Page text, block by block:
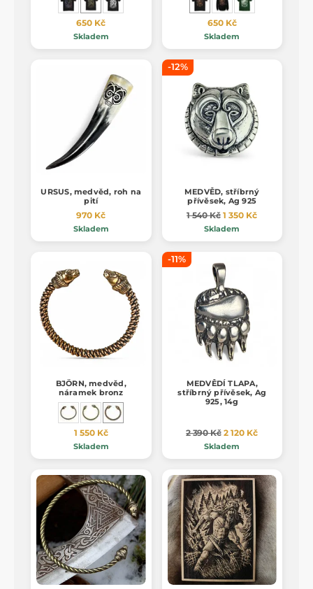
650 Kč
Skladem
650 Kč
Skladem
URSUS, medvěd, roh na
pití
970 Kč
Skladem
-12%
MEDVĚD, stříbrný
přívěsek, Ag 925
1 540 Kč 1 350 Kč
Skladem
BJÖRN, medvěd,
náramek bronz
1 550 Kč
Skladem
-11%
MEDVĚDÍ TLAPA,
stříbrný přívěsek, Ag
925, 14g
2 390 Kč 2 120 Kč
Skladem